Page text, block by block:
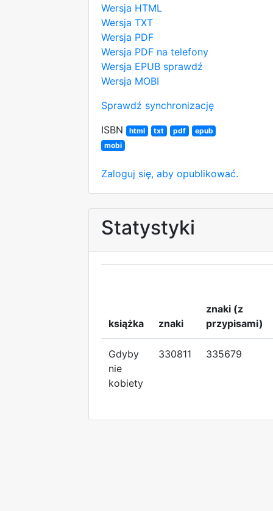
Wersja HTML
Wersja TXT
Wersja PDF
Wersja PDF na telefony
Wersja EPUB sprawdź
Wersja MOBI
Sprawdź synchronizację
ISBN
html txt pdf
epub
mobi
Zaloguj się, aby opublikować.
Statystyki
książka znaki
znaki (z
przypisami)
Gdyby
nie
kobiety
330811 335679